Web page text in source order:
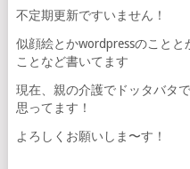
不定期更新ですいません！
似顔絵とかwordpressのこと
ことなど書いてます
現在、親の介護でドッタバタ
思ってます！
よろしくお願いしま〜す！